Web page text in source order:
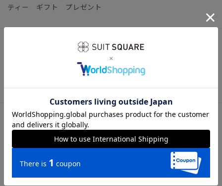
ティー ギフト プレゼント
【仕様】クルーネック／半袖
サイズ詳細
モデル：183cm B96cm W71cm H92cm
【S】着丈70.0cm バスト102.0cm 肩幅44.0cm 袖丈